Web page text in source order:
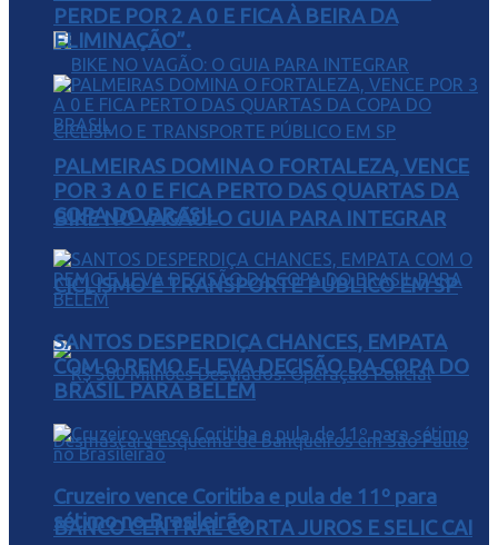
BIKE NO VAGÃO: O GUIA PARA INTEGRAR
CICLISMO E TRANSPORTE PÚBLICO EM SP
BANCO CENTRAL CORTA JUROS E SELIC CAI
PERDE POR 2 A 0 E FICA À BEIRA DA
ELIMINAÇÃO”.
PALMEIRAS DOMINA O FORTALEZA, VENCE
POR 3 A 0 E FICA PERTO DAS QUARTAS DA
COPA DO BRASIL
SANTOS DESPERDIÇA CHANCES, EMPATA
COM O REMO E LEVA DECISÃO DA COPA DO
BRASIL PARA BELÉM
Cruzeiro vence Coritiba e pula de 11º para
sétimo no Brasileirão